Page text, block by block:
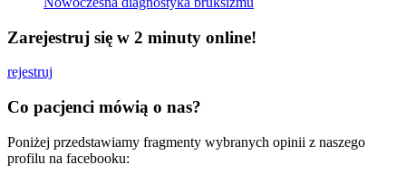
Zarejestruj się w 2 minuty online!
rejestruj
Co pacjenci mówią o nas?
Poniżej przedstawiamy fragmenty wybranych opinii z naszego
profilu na facebooku: